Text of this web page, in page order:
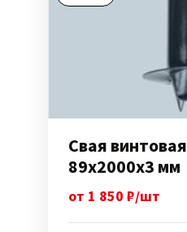
Свая винтовая
89х2000х3 мм
от 1 850 ₽/шт